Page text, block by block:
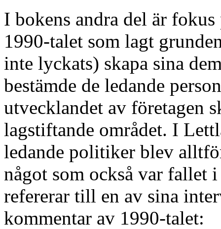
I bokens andra del är
1990-talet som lagt
inte lyckats) skapa sina
bestämde de ledande
utvecklandet av företagen
lagstiftande området. I
ledande politiker blev
något som också var fallet
refererar till en av sina
kommentar av 1990-talet: